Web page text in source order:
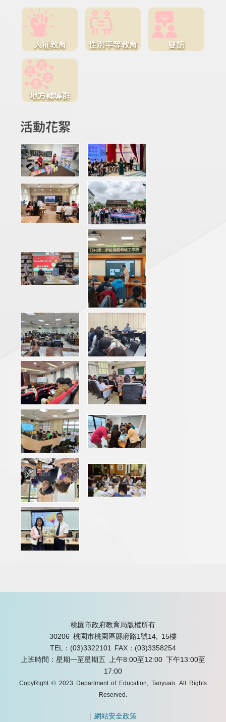
人權教育 性別平等教育 雙語
地方輔導群
活動花絮
桃園市政府教育局版權所有
30206 桃園市桃園區縣府路1號14, 15樓
TEL：(03)3322101 FAX：(03)3358254
上班時間：星期一至星期五 上午8:00至12:00 下午13:00至
17:00
CopyRight © 2023 Department of Education, Taoyuan. All Rights
Reserved.
|網站安全政策